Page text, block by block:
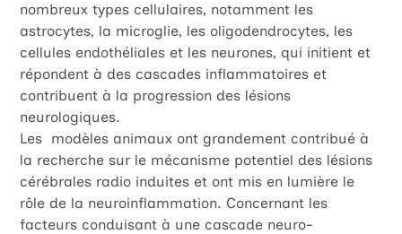
nombreux types cellulaires, notamment les
astrocytes, la microglie, les oligodendrocytes, les
cellules endothéliales et les neurones, qui initient et
répondent à des cascades inflammatoires et
contribuent à la progression des lésions
neurologiques.
Les modèles animaux ont grandement contribué à
la recherche sur le mécanisme potentiel des lésions
cérébrales radio induites et ont mis en lumière le
rôle de la neuroinflammation. Concernant les
facteurs conduisant à une cascade neuro-